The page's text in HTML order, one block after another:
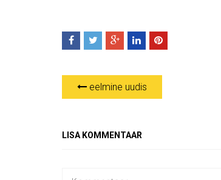
eelmine uudis
LISA KOMMENTAAR